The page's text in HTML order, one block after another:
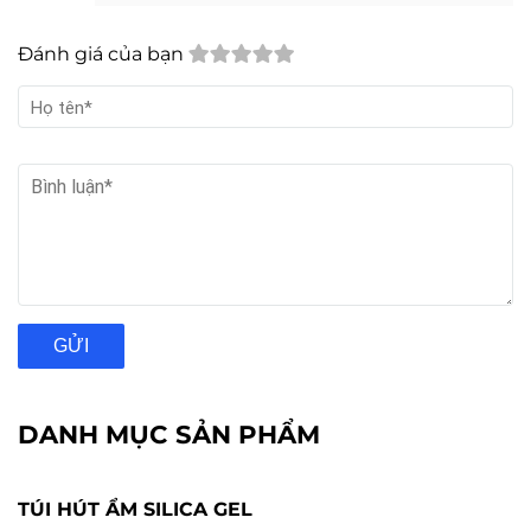
Đánh giá của bạn
GỬI
DANH MỤC SẢN PHẨM
TÚI HÚT ẨM SILICA GEL